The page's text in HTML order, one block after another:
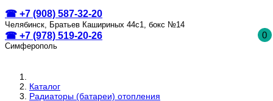
☎ +7 (908) 587-32-20
Челябинск, Братьев Кашириных 44с1, бокс №14
☎ +7 (978) 519-20-26
Симферополь
0
Каталог
Радиаторы (батареи) отопления